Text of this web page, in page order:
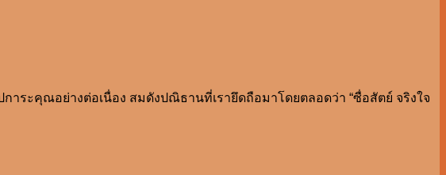
ระคุณอย่างต่อเนื่อง สมดังปณิธานที่เรายึดถือมาโดยตลอดว่า “ซื่อสัตย์ จริงใจ